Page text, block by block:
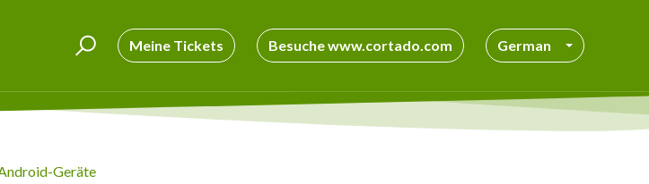
Meine Tickets Besuche www.cortado.com German
Geräte